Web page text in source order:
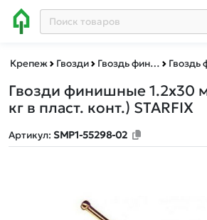
Крепеж Гвозди Гвоздь финишный бронза Гвоздь финишный бронза
Гвозди финишные 1.2х30
кг в пласт. конт.) STARFIX
Артикул: SMP1-55298-02